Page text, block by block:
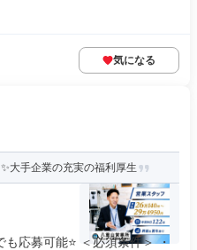
気になる
大手企業の充実の福利厚生
応募可能⭐ ＜必須条件＞ ・